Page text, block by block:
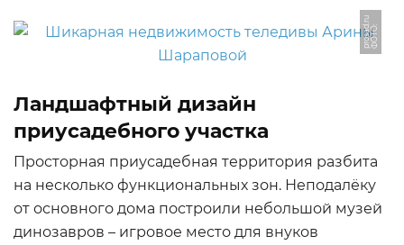
Ф
О
Т
О:
p
r
o
s
a
d.
r
u
Ландшафтный дизайн
приусадебного участка
Просторная приусадебная территория разбита
на несколько функциональных зон. Неподалёку
от основного дома построили небольшой музей
динозавров – игровое место для внуков